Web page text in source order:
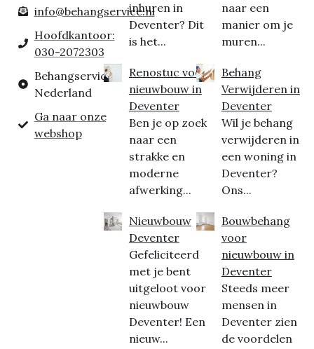
info@behangservice.nl
Hoofdkantoor:
030-2072303
Behangservice
Nederland
Ga naar onze
webshop
inhuren in
Deventer? Dit
is het...
Renostuc voor
nieuwbouw in
Deventer
Ben je op zoek
naar een
strakke en
moderne
afwerking...
Nieuwbouw
Deventer
Gefeliciteerd
met je bent
uitgeloot voor
nieuwbouw
Deventer! Een
nieuw...
naar een
manier om je
muren...
Behang
Verwijderen in
Deventer
Wil je behang
verwijderen in
een woning in
Deventer?
Ons...
Bouwbehang
voor
nieuwbouw in
Deventer
Steeds meer
mensen in
Deventer zien
de voordelen